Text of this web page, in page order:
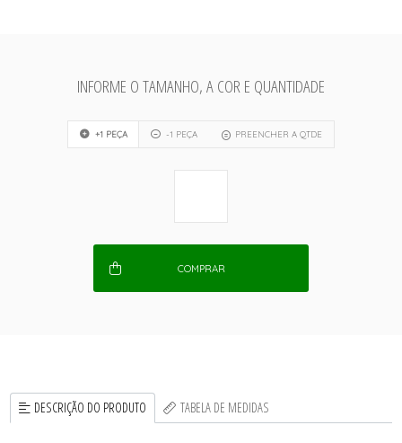
INFORME O TAMANHO, A COR E QUANTIDADE
+1 PEÇA -1 PEÇA PREENCHER A QTDE
COMPRAR
DESCRIÇÃO DO PRODUTO TABELA DE MEDIDAS